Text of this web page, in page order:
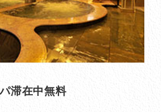
滞在中無料